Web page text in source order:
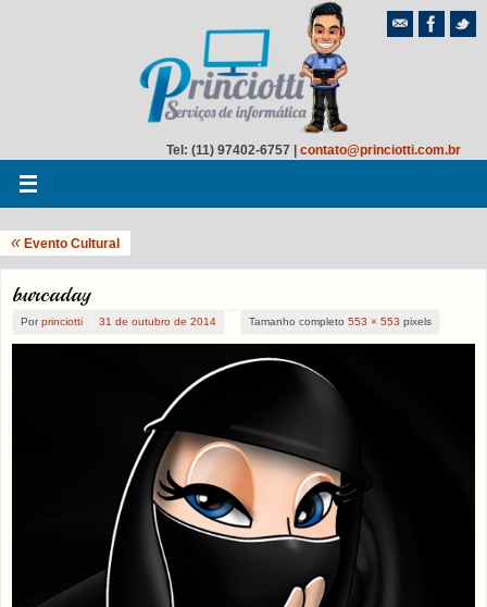
Tel: (11) 97402-6757 | contato@princiotti.com.br
« Evento Cultural
burcaday
Porprinciotti 31 de outubro de 2014 Tamanho completo 553 × 553 pixels